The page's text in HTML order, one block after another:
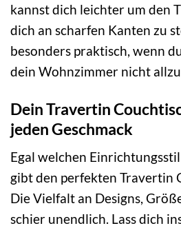
kannst dich leichter um den
dich an scharfen Kanten zu
besonders praktisch, wenn
dein Wohnzimmer nicht
Dein Travertin
jeden Geschmack
Egal welchen
gibt den perfekten Travertin
Die Vielfalt an Designs,
schier unendlich. Lass dich